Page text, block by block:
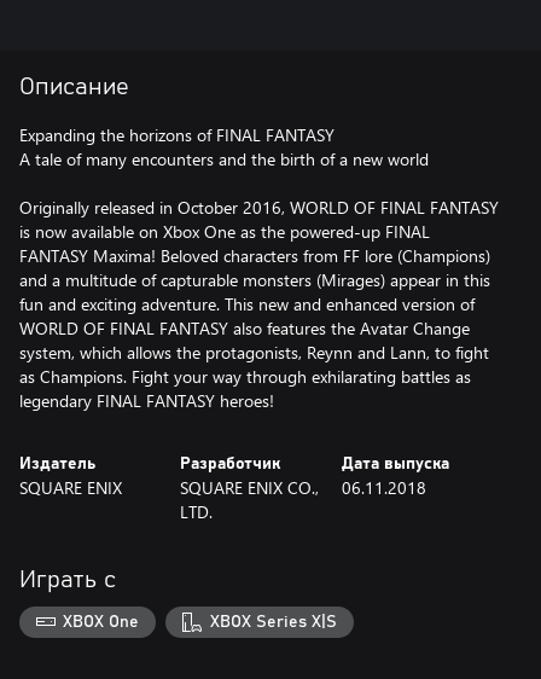
Описание
Expanding the horizons of FINAL FANTASY
A tale of many encounters and the birth of a new world
Originally released in October 2016, WORLD OF FINAL FANTASY
is now available on Xbox One as the powered-up FINAL
FANTASY Maxima! Beloved characters from FF lore (Champions)
and a multitude of capturable monsters (Mirages) appear in this
fun and exciting adventure. This new and enhanced version of
WORLD OF FINAL FANTASY also features the Avatar Change
system, which allows the protagonists, Reynn and Lann, to fight
as Champions. Fight your way through exhilarating battles as
legendary FINAL FANTASY heroes!
Издатель
SQUARE ENIX
Разработчик
SQUARE ENIX CO.,
LTD.
Дата выпуска
06.11.2018
Играть с
XBOX One XBOX Series X|S